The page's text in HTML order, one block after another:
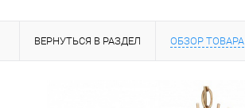
ВЕРНУТЬСЯ В РАЗДЕЛ ОБЗОР ТОВАРА